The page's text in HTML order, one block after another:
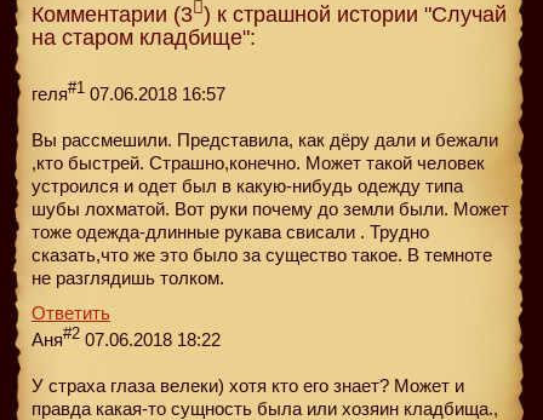
Комментарии (3 ) к страшной истории "Случай
на старом кладбище":
геля#1 07.06.2018 16:57
Вы рассмешили. Представила, как дёру дали и бежали
,кто быстрей. Страшно,конечно. Может такой человек
устроился и одет был в какую-нибудь одежду типа
шубы лохматой. Вот руки почему до земли были. Может
тоже одежда-длинные рукава свисали . Трудно
сказать,что же это было за существо такое. В темноте
не разглядишь толком.
Ответить
Аня#2 07.06.2018 18:22
У страха глаза велеки) хотя кто его знает? Может и
правда какая-то сущность была или хозяин кладбища.,